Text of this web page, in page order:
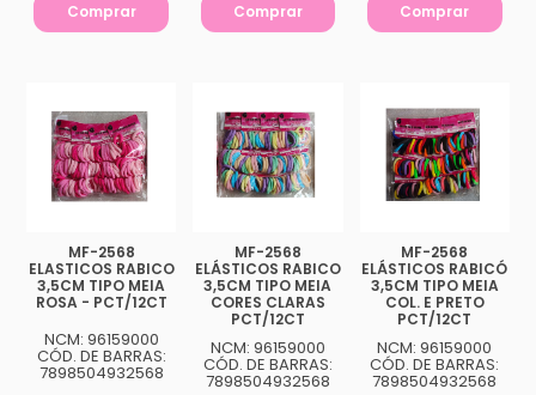
Comprar Comprar Comprar
MF-2568
ELASTICOS RABICO
3,5CM TIPO MEIA
ROSA - PCT/12CT
NCM: 96159000
CÓD. DE BARRAS:
7898504932568
MF-2568
ELÁSTICOS RABICO
3,5CM TIPO MEIA
CORES CLARAS
PCT/12CT
NCM: 96159000
CÓD. DE BARRAS:
7898504932568
MF-2568
ELÁSTICOS RABICÓ
3,5CM TIPO MEIA
COL. E PRETO
PCT/12CT
NCM: 96159000
CÓD. DE BARRAS:
7898504932568